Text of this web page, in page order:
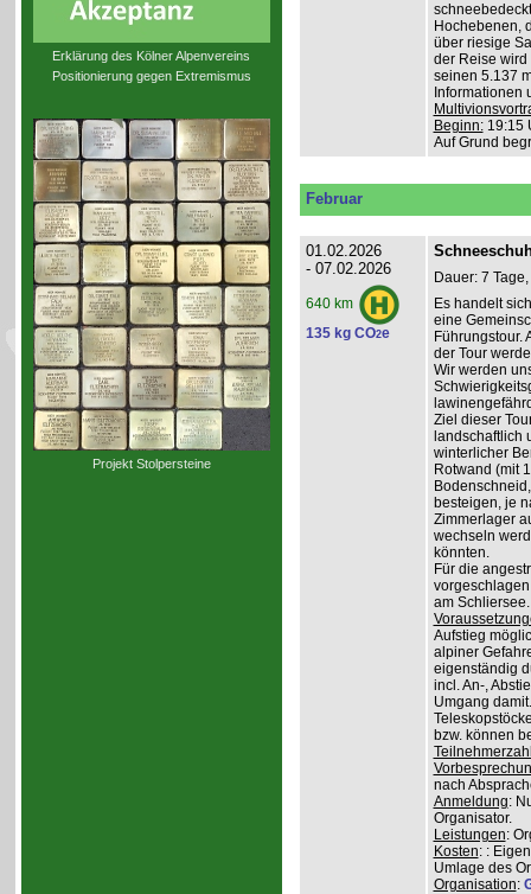
Erklärung des Kölner Alpenvereins
Positionierung gegen Extremismus
Projekt Stolpersteine
Hochebenen,
über riesige
der Reise wird
seinen 5.137
Informationen
Beginn:19:15
Auf Grund
Februar
01.02.2026
- 07.02.2026
640 km
135 kg CO2e
Dauer: 7
Es handelt
eine
Führungstour.
der Tour
Wir werden
Ziel dieser
landschaftlich
winterlicher
Rotwand (mit
besteigen, je
Zimmerlager
wechseln
könnten.
Für die
am
Aufstieg
alpiner
eigenständig
incl. An-,
Umgang
bzw. können
nach
Anmeldung:
Organisator.
Leistungen:
Kosten: :
Umlage des
Organisation: